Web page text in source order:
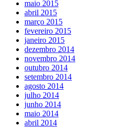
maio 2015
abril 2015
março 2015
fevereiro 2015
janeiro 2015
dezembro 2014
novembro 2014
outubro 2014
setembro 2014
agosto 2014
julho 2014
junho 2014
maio 2014
abril 2014